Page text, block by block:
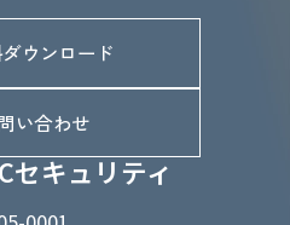
セキュリティ
ー
ウンロード
い合わせ